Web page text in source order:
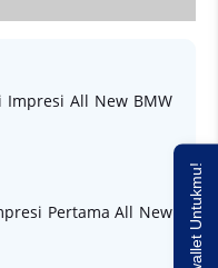
Impresi All New BMW
Pertama All New